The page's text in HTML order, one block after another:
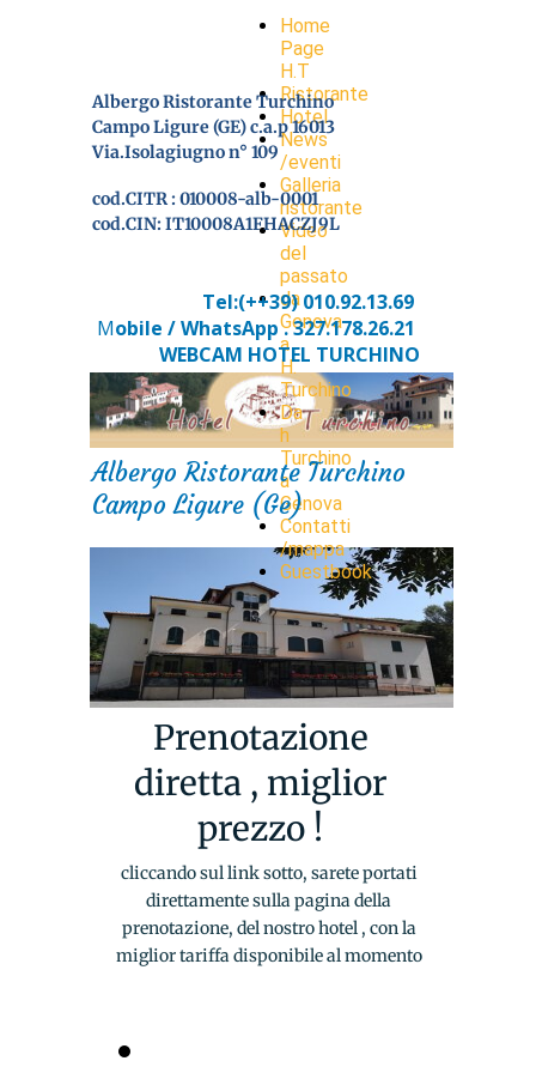
Albergo Ristorante Turchino
Campo Ligure (Ge)
Albergo Ristorante Turchino
Campo Ligure (GE) c.a.p 16013
Via.Isolagiugno n° 109
cod.CITR : 010008-alb-0001
cod.CIN: IT10008A1FHACZJ9L
Tel:(++39) 010.92.13.69
Mobile / WhatsApp .327.178.26.21
WEBCAM HOTEL TURCHINO
Home
Page
H.T
Ristorante
Hotel
News
/eventi
Galleria
ristorante
Video
del
passato
da
Genova
a
H.
Turchino
Da
h
Turchino
a
Genova
Contatti
/mappa
Guestbook
Prenotazione
diretta , miglior
prezzo !
cliccando sul link sotto, sarete portati
direttamente sulla pagina della
prenotazione, del nostro hotel , con la
miglior tariffa disponibile al momento